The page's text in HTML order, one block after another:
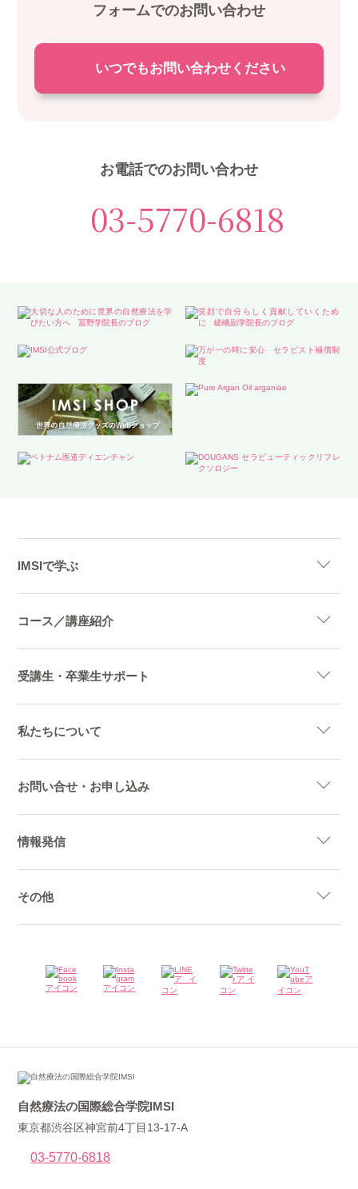
フォームでのお問い合わせ
いつでもお問い合わせください
お電話でのお問い合わせ
03-5770-6818
IMSIで学ぶ
コース／講座紹介
受講生・卒業生サポート
私たちについて
お問い合せ・お申し込み
情報発信
その他
自然療法の国際総合学院IMSI
東京都渋谷区神宮前4丁目13-17-A
03-5770-6818